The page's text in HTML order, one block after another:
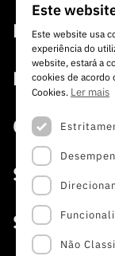
Programas de
Internacional
Prémios
Media
Notas de Imprensa
Subscrever
Subscrever
Agenda
Publicações
Concursos
Concursos
Concursos
Concursos
Calendarização
Serviços
Serviços
Arquivo,
Sobre
Este
Este website usa
experiência do
website, estará a
cookies de acordo
Cookies. Ler mais
Não